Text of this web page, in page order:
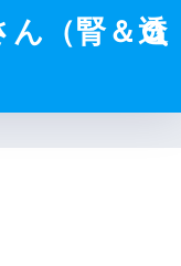
（腎＆透